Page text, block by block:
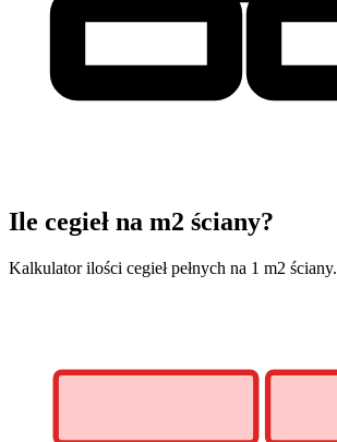
Ile cegieł na m2 ściany?
Kalkulator ilości cegieł pełnych na 1 m2 ściany.